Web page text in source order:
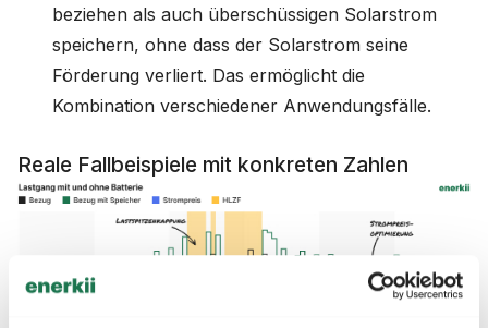
beziehen als auch überschüssigen Solarstrom
speichern, ohne dass der Solarstrom seine
Förderung verliert. Das ermöglicht die
Kombination verschiedener Anwendungsfälle.
Reale Fallbeispiele mit konkreten Zahlen